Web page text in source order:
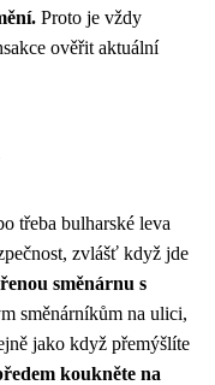
Proto je vždy
ověřit aktuální
třeba bulharské leva
zvlášť když jde
směnárnu s
směnárníkům na ulici,
jako když přemýšlíte
koukněte na